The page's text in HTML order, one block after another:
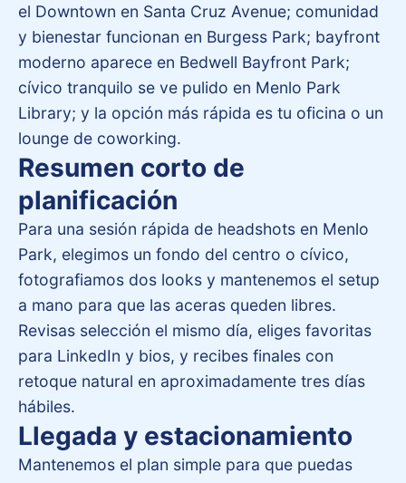
el Downtown en Santa Cruz Avenue; comunidad
y bienestar funcionan en Burgess Park; bayfront
moderno aparece en Bedwell Bayfront Park;
cívico tranquilo se ve pulido en Menlo Park
Library; y la opción más rápida es tu oficina o un
lounge de coworking.
Resumen corto de
planificación
Para una sesión rápida de headshots en Menlo
Park, elegimos un fondo del centro o cívico,
fotografiamos dos looks y mantenemos el setup
a mano para que las aceras queden libres.
Revisas selección el mismo día, eliges favoritas
para LinkedIn y bios, y recibes finales con
retoque natural en aproximadamente tres días
hábiles.
Llegada y estacionamiento
Mantenemos el plan simple para que puedas